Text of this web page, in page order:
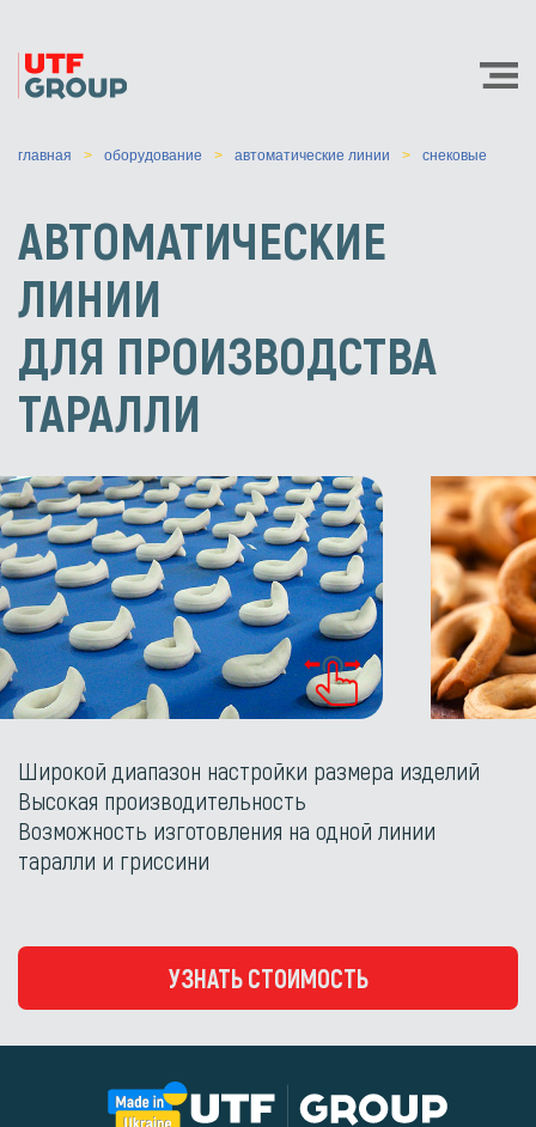
главная оборудование автоматические линии снековые
АВТОМАТИЧЕСКИЕ
ЛИНИИ
ДЛЯ ПРОИЗВОДСТВА
ТАРАЛЛИ
Широкой диапазон настройки размера изделий
Высокая производительность
Возможность изготовления на одной линии
таралли и гриссини
УЗНАТЬ СТОИМОСТЬ